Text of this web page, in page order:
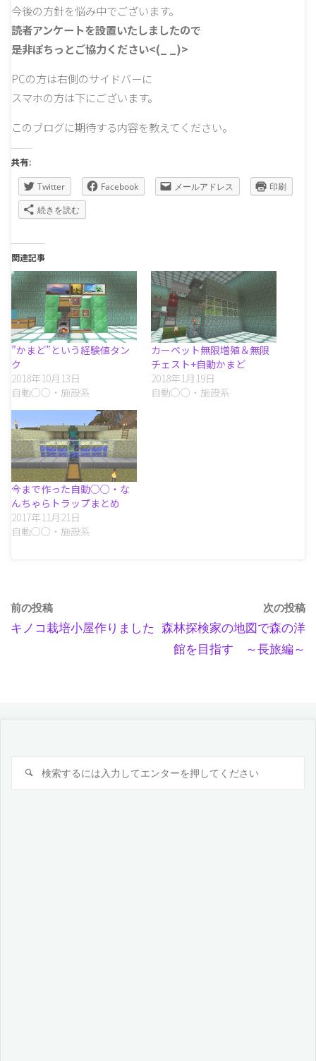
今後の方針を悩み中でございます。
読者アンケートを設置いたしましたので
是非ぽちっとご協力ください<(_ _)>
PCの方は右側のサイドバーに
スマホの方は下にございます。
このブログに期待する内容を教えてください。
共有:
Twitter Facebook メールアドレス
印刷
続きを読む
関連記事
”かまど”という経験値タン
ク
2018年10月13日
自動○○・施設系
カーペット無限増殖＆無限
チェスト+自動かまど
2018年1月19日
自動○○・施設系
今まで作った自動○○・な
んちゃらトラップまとめ
2017年11月21日
自動○○・施設系
前の投稿
キノコ栽培小屋作りました
次の投稿
森林探検家の地図で森の洋
館を目指す ～長旅編～
検